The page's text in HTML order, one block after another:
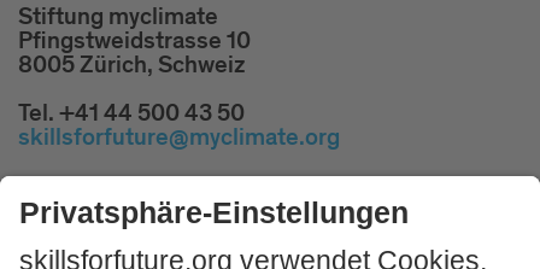
Stiftung myclimate
Pfingstweidstrasse 10
8005 Zürich, Schweiz
Tel. +41 44 500 43 50
skillsforfuture@myclimate.org
Impulsworkshop buchen!